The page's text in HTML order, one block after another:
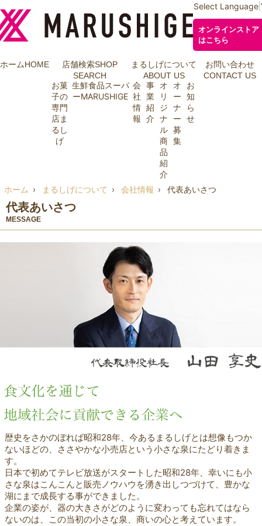
Select Language
オンラインストア
はこちら
ホームHOME 店舗検索SHOP
SEARCH
お菓
子の
専門
店ま
るし
げ
生鮮食品スーパ
ーMARUSHIGE
まるしげについて
ABOUT US
会
社
情
報
事
業
紹
介
オ
リ
ジ
ナ
ル
商
品
紹
介
オ
ー
ナ
ー
募
集
お
知
ら
せ
お問い合わせ
CONTACT US
ホーム まるしげについて 会社情報 代表あいさつ
代表あいさつ
MESSAGE
歴史をさかのぼれば昭和28年、今あるまるしげとは想像もつか
ないほどの、ささやかな小売店という小さな泉にたどり着きま
す。
日本で初めてテレビ放送がスタートした昭和28年、幸いにも小
さな泉はこんこんと販売ノウハウを湧き出しつづけて、豊かな
湖にまで成長する事ができました。
企業の姿が、器の大きさがどのように変わっても忘れてはなら
ないのは、この当初の小さな泉、商いの心と考えています。